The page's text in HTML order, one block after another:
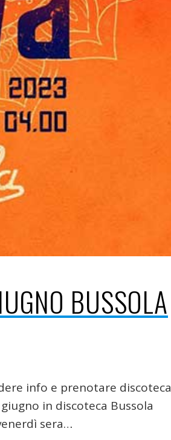
BUSSOLA
info e prenotare discoteca
in discoteca Bussola
sera…